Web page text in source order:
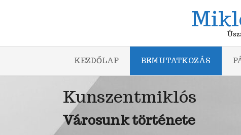
KEZDŐLAP BEMUTATKOZÁS
Kunszentmiklós
Városunk története